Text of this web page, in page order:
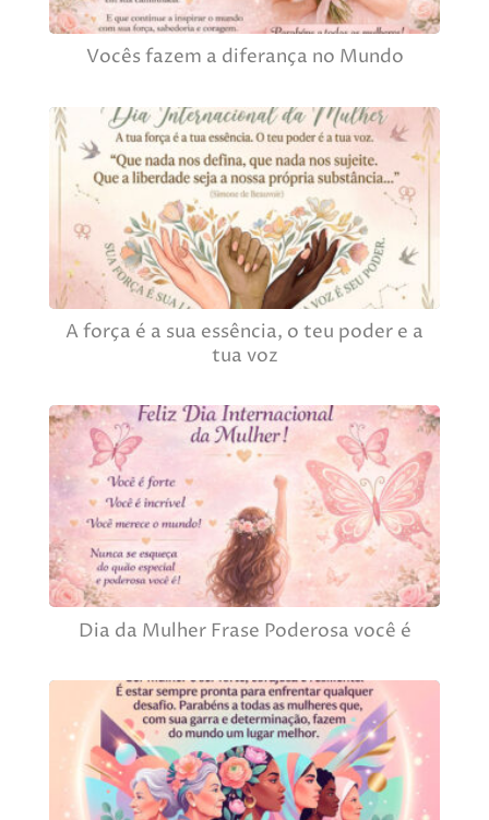
Vocês fazem a diferança no Mundo
A força é a sua essência, o teu poder e a
tua voz
Dia da Mulher Frase Poderosa você é